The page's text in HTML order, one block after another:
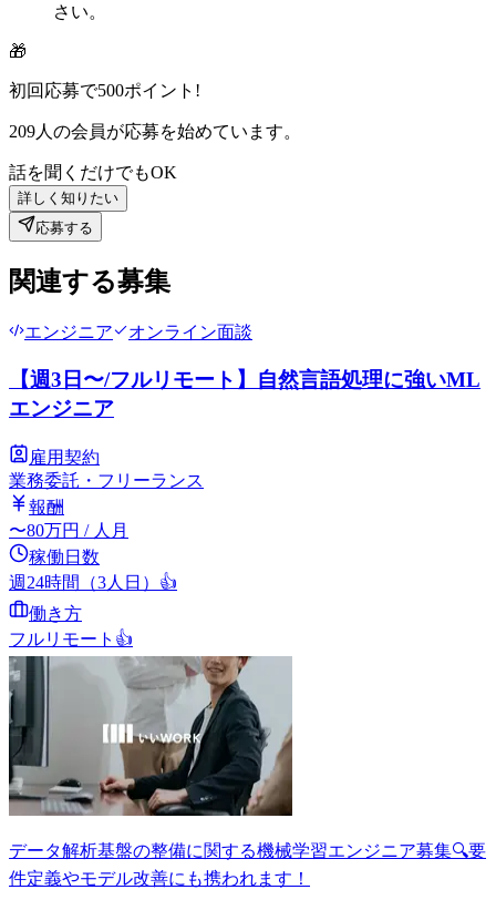
さい。
🎁
初回応募で500ポイント!
209人の会員が応募を始めています。
話を聞くだけでもOK
詳しく知りたい
応募する
関連する募集
エンジニア オンライン面談
【週3日〜/フルリモート】自然言語処理に強いML
エンジニア
雇用契約
業務委託・フリーランス
報酬
〜80万円 / 人月
稼働日数
週24時間（3人日） 👍
働き方
フルリモート 👍
データ解析基盤の整備に関する機械学習エンジニア募集🔍要
件定義やモデル改善にも携われます！